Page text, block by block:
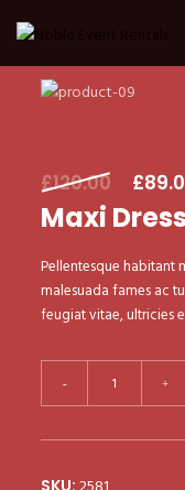
£120.00
price
was:
£
Maxi
Pellentesque habitant
malesuada fames ac
feugiat vitae, ultricies
- +
SKU: